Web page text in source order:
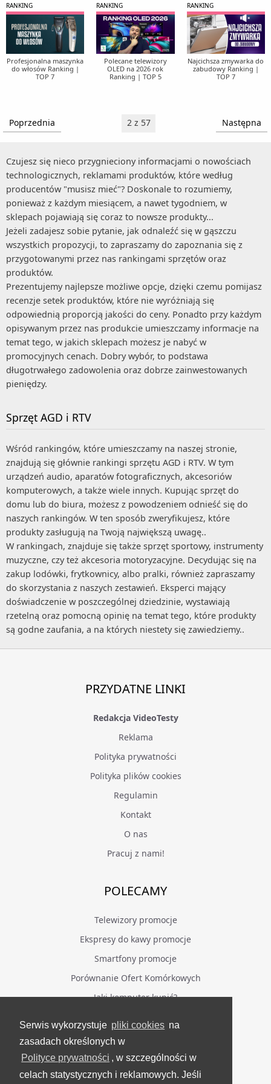
Serwis wykorzystuje pliki cookies na
zasadach określonych w
Polityce prywatności , w szczególności w
celach statystycznych i reklamowych. Jeśli
Termometry (2)
Termowentylatory (1)
Traktorki ogrodowe (2)
Trampoliny (2)
Baterie umywalkowe (1)
Wanny (1)
Wentylatory kolumnowe (1)
Wózki dziecięce (1)
Żarówki LED (1)
zgrzewarki próżniowe (1)
Zlewozmywaki (2)
Baterie kuchenne (1)
RANKING
Profesjonalna maszynka
do włosów Ranking |
TOP 7
RANKING
Polecane telewizory
OLED na 2026 rok
Ranking | TOP 5
RANKING
Najcichsza zmywarka do
zabudowy Ranking |
TOP 7
Poprzednia 2 z 57 Następna
Czujesz się nieco przygnieciony informacjami o nowościach
technologicznych, reklamami produktów, które według
producentów "musisz mieć"? Doskonale to rozumiemy,
ponieważ z każdym miesiącem, a nawet tygodniem, w
sklepach pojawiają się coraz to nowsze produkty...
Jeżeli zadajesz sobie pytanie, jak odnaleźć się w gąszczu
wszystkich propozycji, to zapraszamy do zapoznania się z
przygotowanymi przez nas rankingami sprzętów oraz
produktów.
Prezentujemy najlepsze możliwe opcje, dzięki czemu pomijasz
recenzje setek produktów, które nie wyróżniają się
odpowiednią proporcją jakości do ceny. Ponadto przy każdym
opisywanym przez nas produkcie umieszczamy informacje na
temat tego, w jakich sklepach możesz je nabyć w
promocyjnych cenach. Dobry wybór, to podstawa
długotrwałego zadowolenia oraz dobrze zainwestowanych
pieniędzy.
Sprzęt AGD i RTV
Wśród rankingów, które umieszczamy na naszej stronie,
znajdują się głównie rankingi sprzętu AGD i RTV. W tym
urządzeń audio, aparatów fotograficznych, akcesoriów
komputerowych, a także wiele innych. Kupując sprzęt do
domu lub do biura, możesz z powodzeniem odnieść się do
naszych rankingów. W ten sposób zweryfikujesz, które
produkty zasługują na Twoją największą uwagę..
W rankingach, znajduje się także sprzęt sportowy, instrumenty
muzyczne, czy też akcesoria motoryzacyjne. Decydując się na
zakup lodówki, frytkownicy, albo pralki, również zapraszamy
do skorzystania z naszych zestawień. Eksperci mający
doświadczenie w poszczególnej dziedzinie, wystawiają
rzetelną oraz pomocną opinię na temat tego, które produkty
są godne zaufania, a na których niestety się zawiedziemy..
PRZYDATNE LINKI
Redakcja VideoTesty
Reklama
Polityka prywatności
Polityka plików cookies
Regulamin
Kontakt
O nas
Pracuj z nami!
POLECAMY
Telewizory promocje
Ekspresy do kawy promocje
Smartfony promocje
Porównanie Ofert Komórkowych
Jaki komputer kupić?
BĄDŹ NA BIEŻĄCO
Facebook